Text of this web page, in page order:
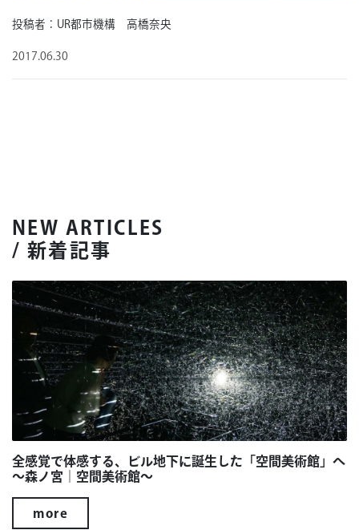
投稿者：UR都市機構 高橋奈央
2017.06.30
NEW ARTICLES
/ 新着記事
全感覚で体感する、ビル地下に誕生した「空間美術館」へ
～森ノ宮｜空間美術館～
more